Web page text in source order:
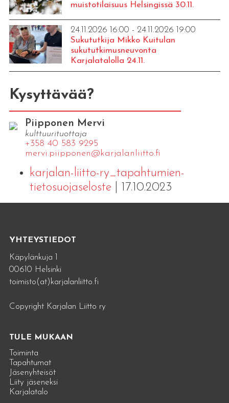
muistotilaisuus Helsingissä 30.11.
24.11.2026 16:00 - 24.11.2026 19:00
Sukututkija Mikko Kuitulan
sukututkimusneuvonta
Karjalatalolla 24.11.
Kysyttävää?
Piipponen Mervi
kulttuurituottaja
+358 40 583 9295
mervi.​piipponen@​kar​jala​nlii​tto.​fi
karjalan-liitto-ry_tapahtumien-
tietosuojaseloste| 17.10.2023
YHTEYSTIEDOT
Käpylänkuja 1
00610 Helsinki
toimisto(at)karjalanliitto.fi
Copyright Karjalan Liitto ry
TULE MUKAAN
Toiminta
Tapahtumat
Jäsenyhteisöt
Liity jäseneksi
Karjalatalo